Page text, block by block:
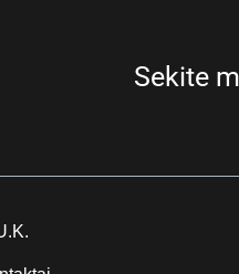
Sekite